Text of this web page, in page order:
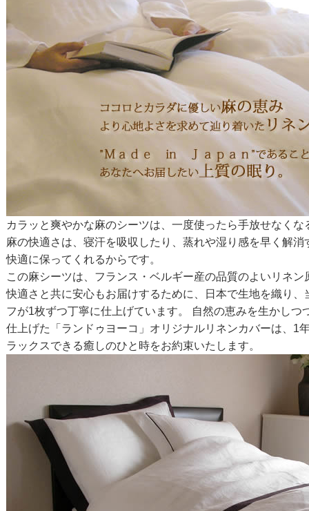
カラッと爽やかな麻のシーツは、一度使ったら手放せなくな
麻の快適さは、寝汗を吸収したり、蒸れや湿り感を早く解消
快適に保ってくれるからです。
この麻シーツは、フランス・ベルギー産の品質のよいリネン
快適さと共に安心もお届けするために、日本で生地を織り、
フが1枚ずつ丁寧に仕上げています。 自然の恵みを生かしつ
仕上げた「ランドゥヨーコ」オリジナルリネンカバーは、1
ラックスできる癒しのひと時をお約束いたします。